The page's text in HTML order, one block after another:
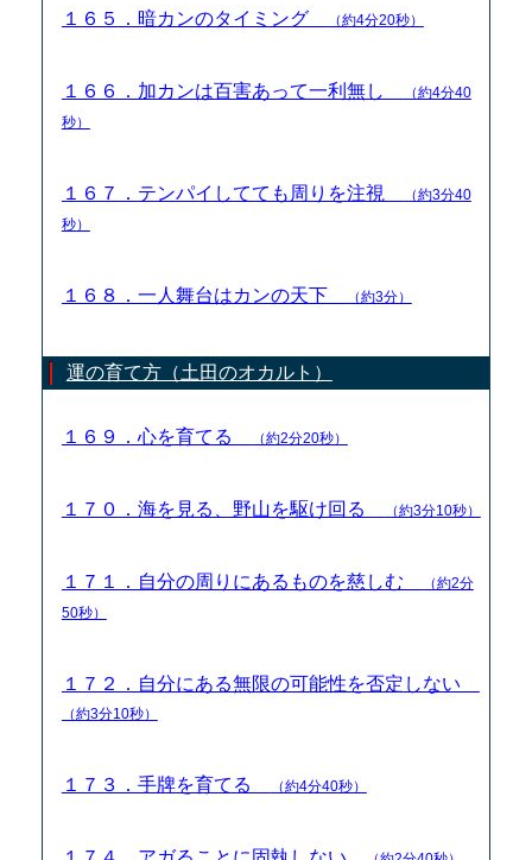
１６５．暗カンのタイミング （約4分20秒）
１６６．加カンは百害あって一利無し
（約4分40
秒）
１６７．テンパイしてても周りを注視
（約3分40
秒）
１６８．一人舞台はカンの天下 （約3分）
運の育て方（土田のオカルト）
１６９．心を育てる （約2分20秒）
１７０．海を見る、野山を駆け回る （約3分10秒）
１７１．自分の周りにあるものを慈しむ
（約2分
50秒）
１７２．自分にある無限の可能性を否定しない
（約3分10秒）
１７３．手牌を育てる （約4分40秒）